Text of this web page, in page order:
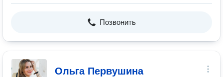
Позвонить
Ольга Первушина